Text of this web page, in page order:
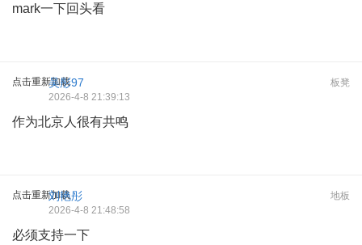
mark一下回头看
点击重新加载 板凳
吴彤97
2026-4-8 21:39:13
作为北京人很有共鸣
点击重新加载 地板
刘艳彤
2026-4-8 21:48:58
必须支持一下